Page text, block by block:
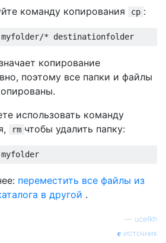
команду копирования cp :
/* destinationfolder
копирование
поэтому все папки и файлы
использовать команду
rm чтобы удалить папку:
переместить все файлы из
в другой .
ucefkh
источник